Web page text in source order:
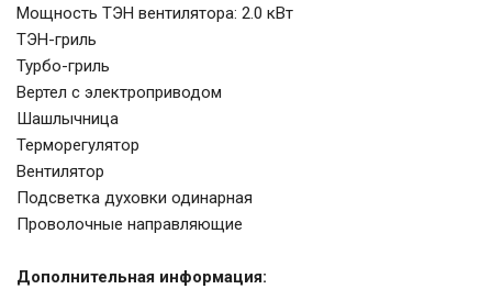
Мощность ТЭН вентилятора: 2.0 кВт
ТЭН-гриль
Турбо-гриль
Вертел с электроприводом
Шашлычница
Терморегулятор
Вентилятор
Подсветка духовки одинарная
Проволочные направляющие
Дополнительная информация: